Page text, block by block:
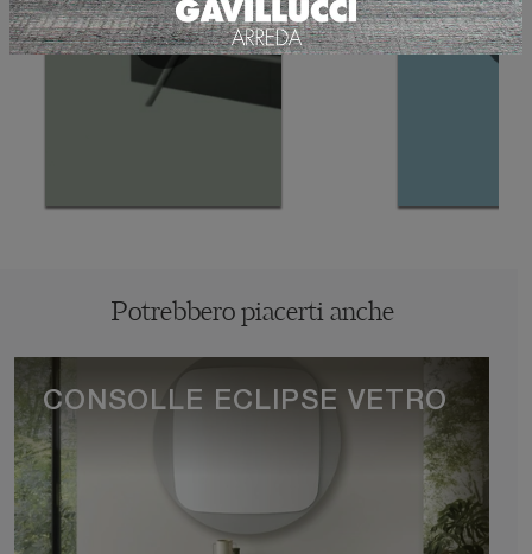
Potrebbero piacerti anche
CONSOLLE ECLIPSE VETRO